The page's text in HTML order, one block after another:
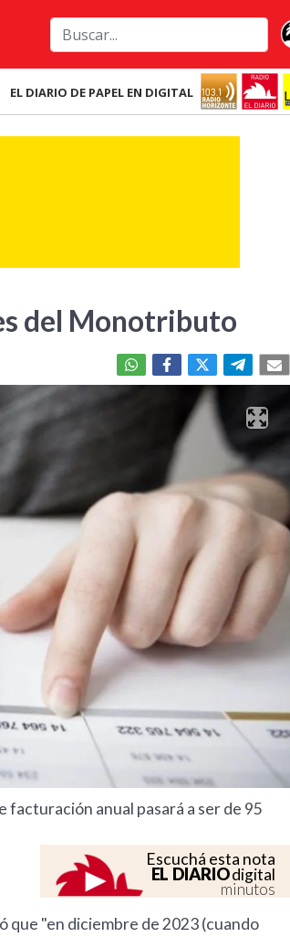
EL DIARIO DE PAPEL EN DIGITAL
del Monotributo
anual pasará a ser de 95
Escuchá esta nota
EL DIARIOdigital
minutos
que "en diciembre de 2023 (cuando